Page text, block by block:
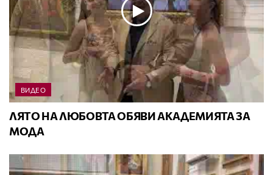
ВИДЕО
ЛЯТО НА ЛЮБОВТА ОБЯВИ АКАДЕМИЯТА ЗА
МОДА